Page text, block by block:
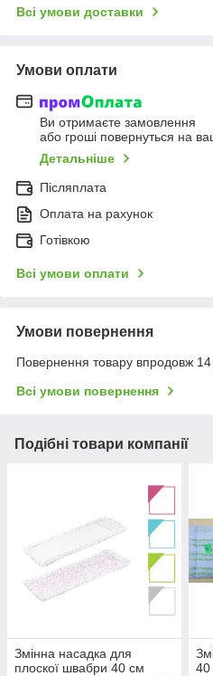
Всі умови доставки
Умови оплати
Ви отримаєте замовлення
або гроші повернуться на
Детальніше
Післяплата
Оплата на рахунок
Готівкою
Всі умови оплати
Умови повернення
Повернення товару впродовж 14
Всі умови повернення
Подібні товари компанії
Змінна насадка для
плоскої швабри 40 см
40